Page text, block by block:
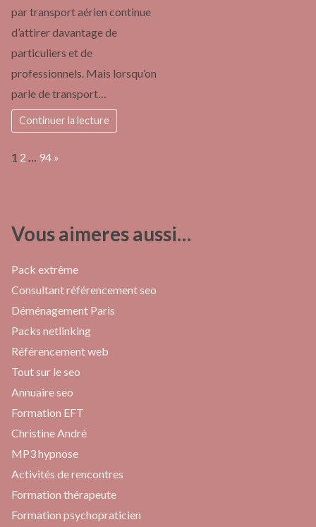
par transport aérien continue
d’attirer davantage de
particuliers et de
professionnels. Mais lorsqu’on
parle de transport…
Continuer la lecture
Page:
1 2 … 94 Next
»
Vous aimeres aussi…
Pack extrême
Consultant référencement seo
Déménagement Paris
Packs netlinking
Référencement web
Tout sur le seo
Annuaire seo
Formation EFT
Christine André
MP3 hypnose
Activités de rencontres
Formation thérapeute
Formation psychopraticien